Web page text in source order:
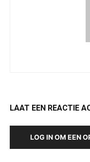
LAAT EEN REACTIE
LOG IN OM EEN